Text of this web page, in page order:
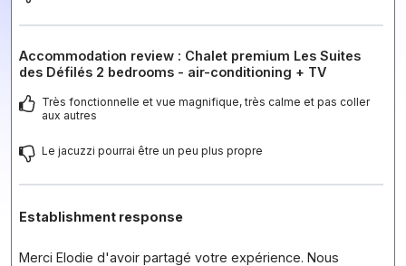
Accommodation review : Chalet premium Les Suites
des Défilés 2 bedrooms - air-conditioning + TV
Très fonctionnelle et vue magnifique, très calme et pas coller
aux autres
Le jacuzzi pourrai être un peu plus propre
Establishment response
Merci Elodie d'avoir partagé votre expérience. Nous